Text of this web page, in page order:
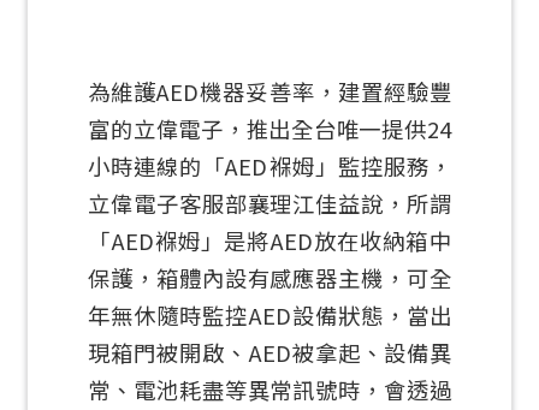
為維護AED機器妥善率，建置經驗豐
富的立偉電子，推出全台唯一提供24
小時連線的「AED褓姆」監控服務，
立偉電子客服部襄理江佳益說，所謂
「AED褓姆」是將AED放在收納箱中
保護，箱體內設有感應器主機，可全
年無休隨時監控AED設備狀態，當出
現箱門被開啟、AED被拿起、設備異
常、電池耗盡等異常訊號時，會透過